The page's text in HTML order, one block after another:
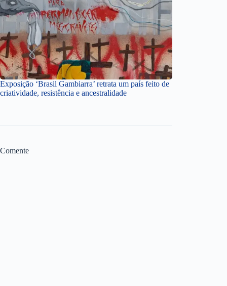
Exposição ‘Brasil Gambiarra’ retrata um país feito de
criatividade, resistência e ancestralidade
Comente